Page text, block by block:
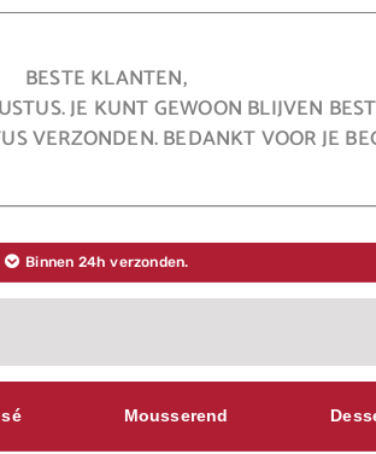
BESTE KLANTEN,
JE KUNT GEWOON BLIJVEN
VERZONDEN. BEDANKT VOOR JE
Binnen 24h verzonden.
Mousserend